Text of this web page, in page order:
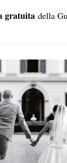
gratuita della